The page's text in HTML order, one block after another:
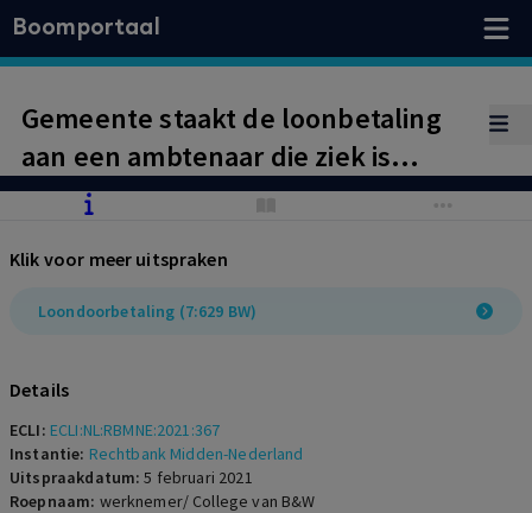
Boomportaal
Gemeente staakt de loonbetaling
aan een ambtenaar die ziek is
geweest, maar hersteld is. Artikel
grondslag. Wedertewerkstelling in
het eigen werk, in het eigen team.
Klik voor meer uitspraken
Loondoorbetaling (7:629 BW)
Details
ECLI: ECLI:NL:RBMNE:2021:367
Instantie: Rechtbank Midden-Nederland
Uitspraakdatum:5 februari 2021
Roepnaam: werknemer/ College van B&W